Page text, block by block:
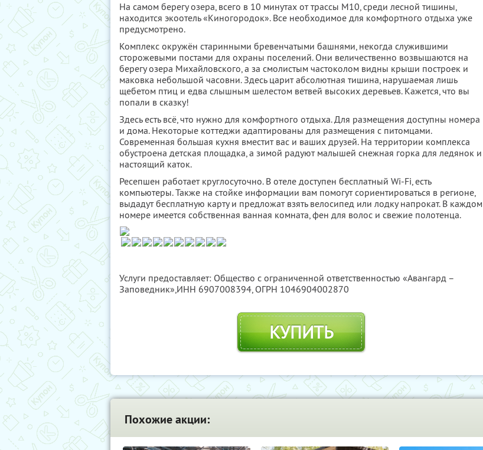
На самом берегу озера, всего в 10 минутах от трассы М10, среди лесной тишины,
находится экоотель «Киногородок». Все необходимое для комфортного отдыха уже
предусмотрено.
Комплекс окружён старинными бревенчатыми башнями, некогда служившими
сторожевыми постами для охраны поселений. Они величественно возвышаются на
берегу озера Михайловского, а за смолистым частоколом видны крыши построек и
маковка небольшой часовни. Здесь царит абсолютная тишина, нарушаемая лишь
щебетом птиц и едва слышным шелестом ветвей высоких деревьев. Кажется, что вы
попали в сказку!
Здесь есть всё, что нужно для комфортного отдыха. Для размещения доступны номера
и дома. Некоторые коттеджи адаптированы для размещения с питомцами.
Современная большая кухня вместит вас и ваших друзей. На территории комплекса
обустроена детская площадка, а зимой радуют малышей снежная горка для ледянок и
настоящий каток.
Ресепшен работает круглосуточно. В отеле доступен бесплатный Wi-Fi, есть
компьютеры. Также на стойке информации вам помогут сориентироваться в регионе,
выдадут бесплатную карту и предложат взять велосипед или лодку напрокат. В каждом
номере имеется собственная ванная комната, фен для волос и свежие полотенца.
Услуги предоставляет: Общество с ограниченной ответственностью «Авангард –
Заповедник»,ИНН 6907008394, ОГРН 1046904002870
КУПИТЬ
Похожие акции: